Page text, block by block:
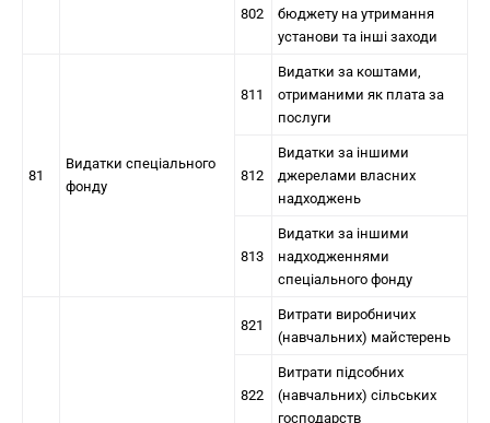
802
бюджету на утримання
установи та інші заходи
81
Видатки спеціального
фонду
811
Видатки за коштами,
отриманими як плата за
послуги
812
Видатки за іншими
джерелами власних
надходжень
813
Видатки за іншими
надходженнями
спеціального фонду
821
Витрати виробничих
(навчальних) майстерень
822
Витрати підсобних
(навчальних) сільських
господарств